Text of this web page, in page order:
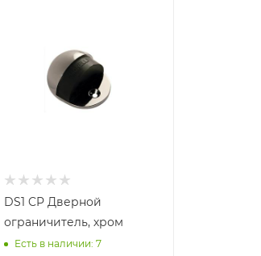
DS1 CP Дверной
ограничитель, хром
Есть в наличии: 7